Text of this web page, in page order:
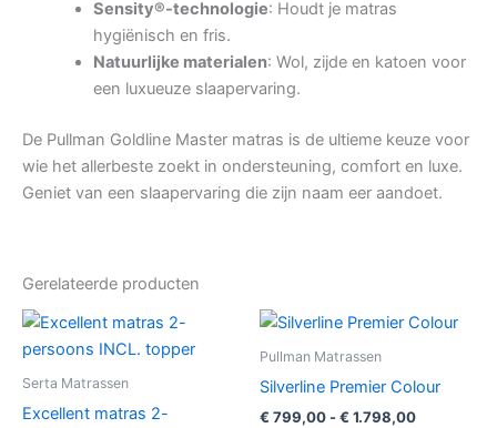
Sensity®-technologie: Houdt je matras
hygiënisch en fris.
Natuurlijke materialen: Wol, zijde en katoen voor
een luxueuze slaapervaring.
De Pullman Goldline Master matras is de ultieme keuze voor
wie het allerbeste zoekt in ondersteuning, comfort en luxe.
Geniet van een slaapervaring die zijn naam eer aandoet.
Gerelateerde producten
Serta Matrassen
Excellent matras 2-
Pullman Matrassen
Silverline Premier Colour
€ 799,00 -€ 1.798,00Prijsklasse: